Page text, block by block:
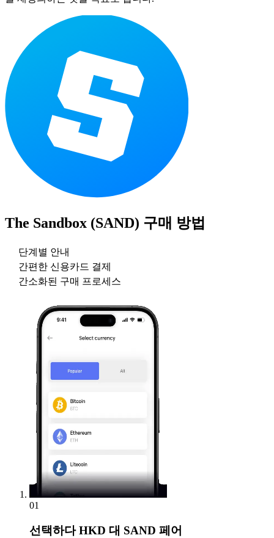
The Sandbox (SAND) 구매 방법
단계별 안내
간편한 신용카드 결제
간소화된 구매 프로세스
01
선택하다HKD 대 SAND 페어